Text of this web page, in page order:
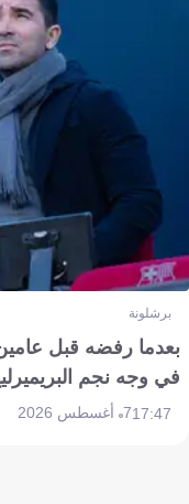
برشلونة
بعدما رفضه قبل
في وجه نجم
17:477 أغسطس 2026